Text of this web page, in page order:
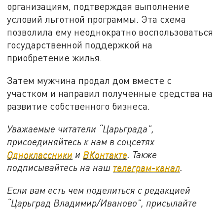
организациям, подтверждая выполнение
условий льготной программы. Эта схема
позволила ему неоднократно воспользоваться
государственной поддержкой на
приобретение жилья.
Затем мужчина продал дом вместе с
участком и направил полученные средства на
развитие собственного бизнеса.
Уважаемые читатели “Царьграда”,
присоединяйтесь к нам в соцсетях
Одноклассники и ВКонтакте. Также
подписывайтесь на наш телеграм-канал.
Если вам есть чем поделиться с редакцией
“Царьград Владимир/Иваново”, присылайте